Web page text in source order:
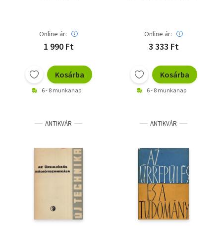
Online ár:
1 990 Ft
Kosárba
6 - 8 munkanap
Online ár:
3 333 Ft
Kosárba
6 - 8 munkanap
ANTIKVÁR ANTIKVÁR